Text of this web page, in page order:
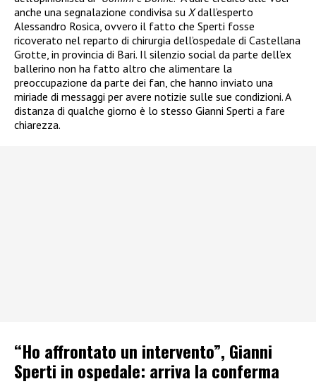
anche una segnalazione condivisa su Xdall’esperto
Alessandro Rosica, ovvero il fatto che Sperti fosse
ricoverato nel reparto di chirurgia dell’ospedale di Castellana
Grotte, in provincia di Bari. Il silenzio social da parte dell’ex
ballerino non ha fatto altro che alimentare la
preoccupazione da parte dei fan, che hanno inviato una
miriade di messaggi per avere notizie sulle sue condizioni. A
distanza di qualche giorno è lo stesso Gianni Sperti a fare
chiarezza.
“Ho affrontato un intervento”, Gianni
Sperti in ospedale: arriva la conferma